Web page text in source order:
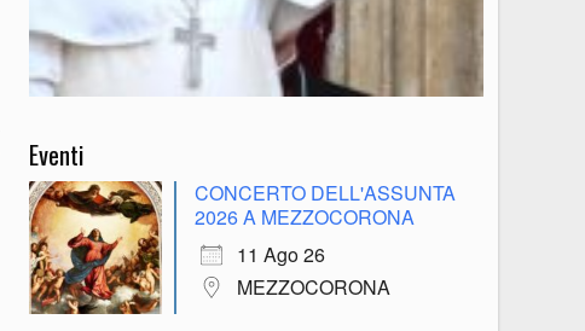
Eventi
CONCERTO DELL'ASSUNTA
2026 A MEZZOCORONA
11 Ago 26
MEZZOCORONA